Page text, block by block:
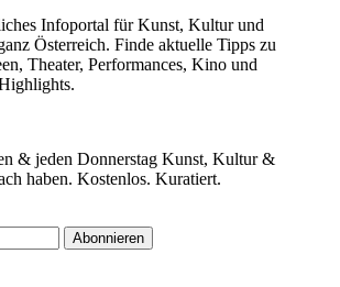
intern gemeinhin friedlich verläuft und
beständig erweitert, behaupten
samt ihrer Gefolgschaft vorzugsweise
für sich gepachtet zu haben. Wer
unreflektiert und gutgläubig das
lässt, erlebt dann oft auch sein
„In den Pfützen schwimmt Benzin
/ Wolken spiegeln sich darin …“
Blaue vom Himmel“ versammelt 26
hinterfragen, was uns etwa von
Orchestern unter der Leitung von
Global-Player-Kollektiven als die
suggeriert wird. Die Beiträge klopfen
Infoportal für Kunst, Kultur und
Österreich. Finde aktuelle Tipps zu
Theater, Performances, Kino und
& jeden Donnerstag Kunst, Kultur &
haben. Kostenlos. Kuratiert.
Abonnieren